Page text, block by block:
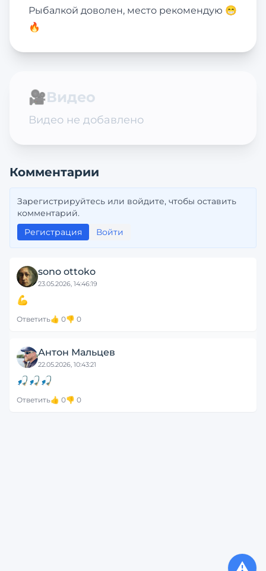
Рыбалкой доволен, место рекомендую 😁
🎥Видео
Видео не добавлено
Комментарии
Зарегистрируйтесь или войдите, чтобы оставить
комментарий.
Регистрация
Войти
sono ottoko
23.05.2026, 14:46:19
💪
Ответить👍 0👎 0
Антон Мальцев
22.05.2026, 10:43:21
🎣🎣🎣
Ответить👍 0👎 0